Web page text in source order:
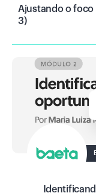
Ajustando o foco
3)